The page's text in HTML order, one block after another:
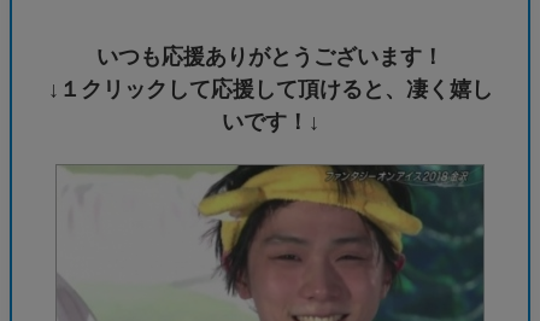
いつも応援ありがとうございます！
↓１クリックして応援して頂けると、凄く嬉し
いです！↓